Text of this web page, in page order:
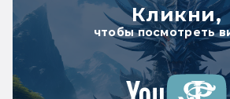
Кликни,
чтобы посмотреть